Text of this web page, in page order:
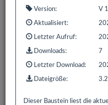
Version: V
Aktualisiert:
Letzter Aufruf:
Downloads: 7
Letzter Download:
Dateigröße:
Dieser Baustein liest die